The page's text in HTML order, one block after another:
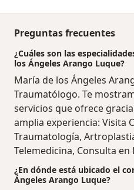
Preguntas frecuentes
¿Cuáles son las
los Ángeles Arango Luque?
María de los Ángeles
Traumatólogo. Te
servicios que ofrece
amplia experiencia: Visita
Traumatología,
Telemedicina, Consulta en
¿En dónde está ubicado el
Ángeles Arango Luque?